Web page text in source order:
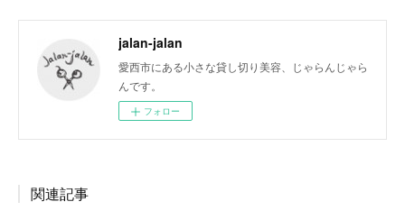
jalan-jalan
愛西市にある小さな貸し切り美容、じゃらんじゃら
んです。
フォロー
関連記事